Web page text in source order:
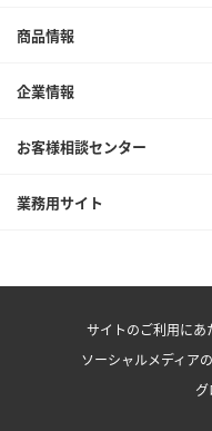
商品情報
企業情報
お客様相談センター
業務用サイト
サイトのご利用に
ソーシャルメディ